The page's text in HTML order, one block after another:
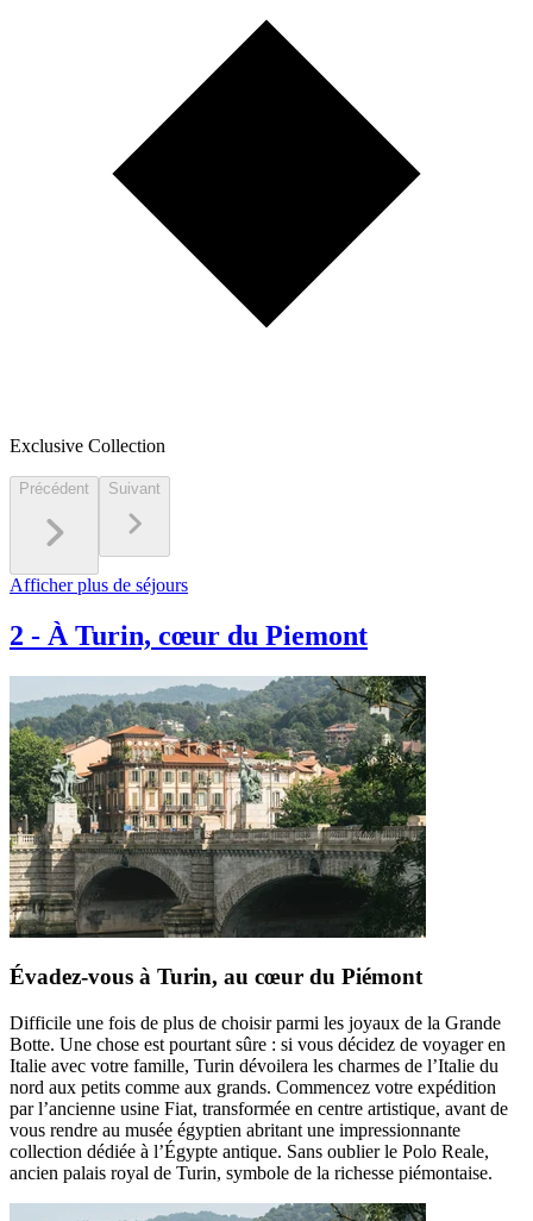
Exclusive Collection
Précédent Suivant
Afficher plus de séjours
2 - À Turin, cœur du Piemont
Évadez-vous à Turin, au cœur du Piémont
Difficile une fois de plus de choisir parmi les joyaux de la Grande
Botte. Une chose est pourtant sûre : si vous décidez de voyager en
Italie avec votre famille, Turin dévoilera les charmes de l’Italie du
nord aux petits comme aux grands. Commencez votre expédition
par l’ancienne usine Fiat, transformée en centre artistique, avant de
vous rendre au musée égyptien abritant une impressionnante
collection dédiée à l’Égypte antique. Sans oublier le Polo Reale,
ancien palais royal de Turin, symbole de la richesse piémontaise.